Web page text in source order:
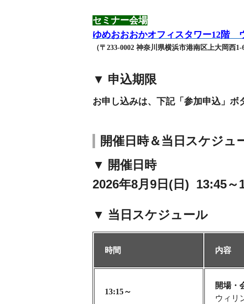
セミナー会場
ゆめおおおかオフィスタワー12階
（〒233-0002 神奈川県横浜市港南区上大岡西1-
▼ 申込期限
お申し込みは、下記「参加申込」ボ
開催日時＆当日スケジュ
▼ 開催日時
2026年8月9日(日) 13:45～
▼ 当日スケジュール
時間 内容
13:15～
開場・
ウィリ